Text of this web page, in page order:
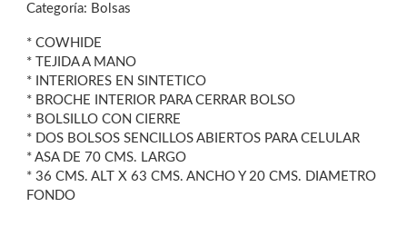
Categoría: Bolsas
* COWHIDE
* TEJIDA A MANO
* INTERIORES EN SINTETICO
* BROCHE INTERIOR PARA CERRAR BOLSO
* BOLSILLO CON CIERRE
* DOS BOLSOS SENCILLOS ABIERTOS PARA CELULAR
* ASA DE 70 CMS. LARGO
* 36 CMS. ALT X 63 CMS. ANCHO Y 20 CMS. DIAMETRO
FONDO